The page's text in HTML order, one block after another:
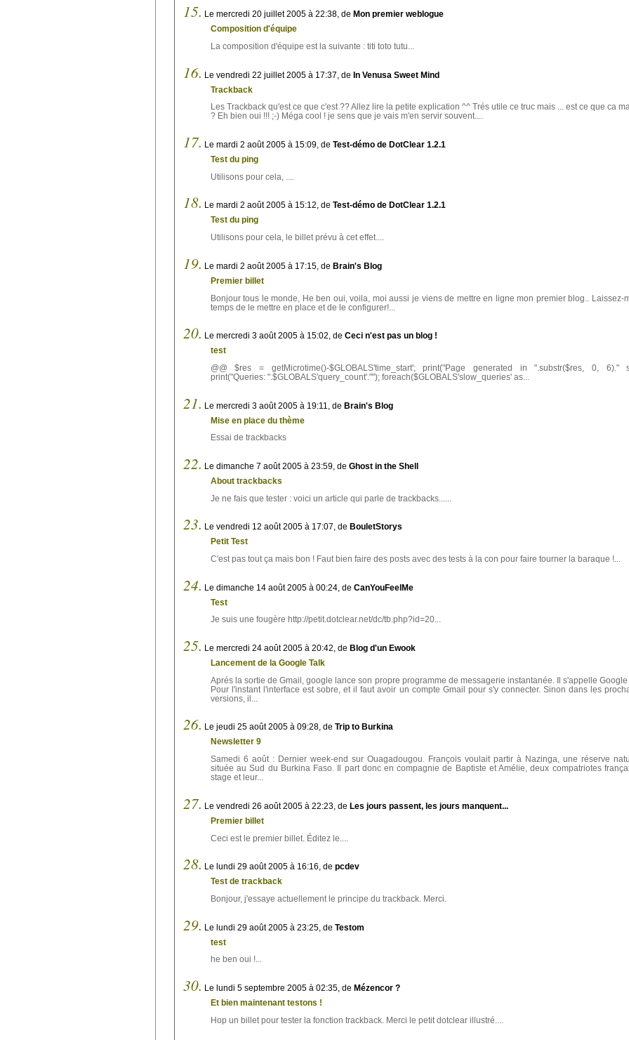
15. Le mercredi 20 juillet 2005 à 22:38, de Mon premier weblogue
Composition d'équipe
La composition d'équipe est la suivante : titi toto tutu...
16. Le vendredi 22 juillet 2005 à 17:37, de In Venusa Sweet Mind
Trackback
Les Trackback qu'est ce que c'est ?? Allez lire la petite explication ^^ Trés utile ce truc mais ... est ce que ca
? Eh bien oui !!! ;-) Méga cool ! je sens que je vais m'en servir souvent....
17. Le mardi 2 août 2005 à 15:09, de Test-démo de DotClear 1.2.1
Test du ping
Utilisons pour cela, ....
18. Le mardi 2 août 2005 à 15:12, de Test-démo de DotClear 1.2.1
Test du ping
Utilisons pour cela, le billet prévu à cet effet....
19. Le mardi 2 août 2005 à 17:15, de Brain's Blog
Premier billet
Bonjour tous le monde, He ben oui, voila, moi aussi je viens de mettre en ligne mon premier blog.. Laissez-
temps de le mettre en place et de le configurer!...
20. Le mercredi 3 août 2005 à 15:02, de Ceci n'est pas un blog !
test
@@ $res = getMicrotime()-$GLOBALS'time_start'; print("Page generated in ".substr($res, 0, 6)."
print("Queries: ".$GLOBALS'query_count'.""); foreach($GLOBALS'slow_queries' as...
21. Le mercredi 3 août 2005 à 19:11, de Brain's Blog
Mise en place du thème
Essai de trackbacks
22. Le dimanche 7 août 2005 à 23:59, de Ghost in the Shell
About trackbacks
Je ne fais que tester : voici un article qui parle de trackbacks......
23. Le vendredi 12 août 2005 à 17:07, de BouletStorys
Petit Test
C'est pas tout ça mais bon ! Faut bien faire des posts avec des tests à la con pour faire tourner la baraque !...
24. Le dimanche 14 août 2005 à 00:24, de CanYouFeelMe
Test
Je suis une fougère http://petit.dotclear.net/dc/tb.php?id=20...
25. Le mercredi 24 août 2005 à 20:42, de Blog d'un Ewook
Lancement de la Google Talk
Aprés la sortie de Gmail, google lance son propre programme de messagerie instantanée. Il s'appelle Google
Pour l'instant l'interface est sobre, et il faut avoir un compte Gmail pour s'y connecter. Sinon dans les
versions, il...
26. Le jeudi 25 août 2005 à 09:28, de Trip to Burkina
Newsletter 9
Samedi 6 août : Dernier week-end sur Ouagadougou. François voulait partir à Nazinga, une réserve
située au Sud du Burkina Faso. Il part donc en compagnie de Baptiste et Amélie, deux compatriotes
stage et leur...
27. Le vendredi 26 août 2005 à 22:23, de Les jours passent, les jours manquent...
Premier billet
Ceci est le premier billet. Éditez le....
28. Le lundi 29 août 2005 à 16:16, de pcdev
Test de trackback
Bonjour, j'essaye actuellement le principe du trackback. Merci.
29. Le lundi 29 août 2005 à 23:25, de Testom
test
he ben oui !...
30. Le lundi 5 septembre 2005 à 02:35, de Mézencor ?
Et bien maintenant testons !
Hop un billet pour tester la fonction trackback. Merci le petit dotclear illustré....